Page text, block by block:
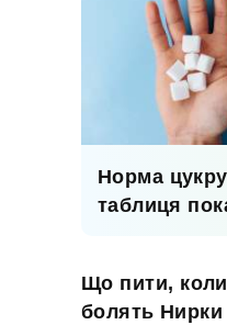
Норма
таблиця
Що пити, коли
болять Нирки